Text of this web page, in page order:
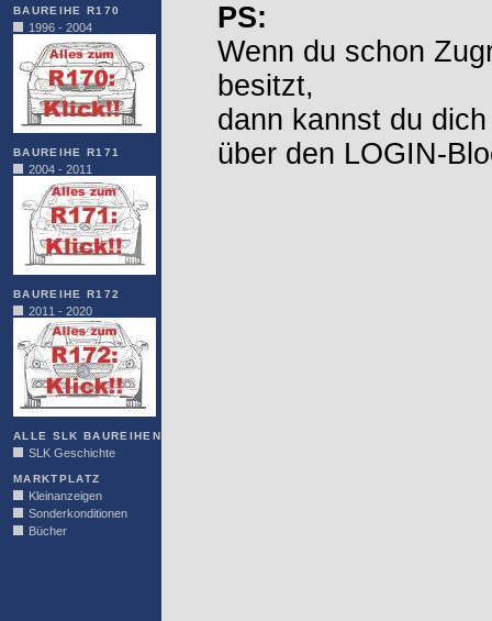
BAUREIHE R170
1996 - 2004
BAUREIHE R171
2004 - 2011
BAUREIHE R172
2011 - 2020
ALLE SLK BAUREIHEN
SLK Geschichte
MARKTPLATZ
Kleinanzeigen
Sonderkonditionen
Bücher
PS:
Wenn du schon
besitzt,
dann kannst du
über den LOGIN-